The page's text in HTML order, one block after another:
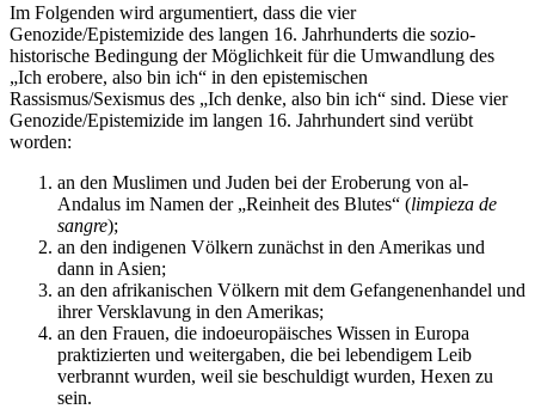
Im Folgenden wird argumentiert, dass die vier
Genozide/Epistemizide des langen 16. Jahrhunderts die sozio-
historische Bedingung der Möglichkeit für die Umwandlung des
„Ich erobere, also bin ich“ in den epistemischen
Rassismus/Sexismus des „Ich denke, also bin ich“ sind. Diese vier
Genozide/Epistemizide im langen 16. Jahrhundert sind verübt
worden:
an den Muslimen und Juden bei der Eroberung von al-
Andalus im Namen der „Reinheit des Blutes“ (limpieza de
sangre);
an den indigenen Völkern zunächst in den Amerikas und
dann in Asien;
an den afrikanischen Völkern mit dem Gefangenenhandel und
ihrer Versklavung in den Amerikas;
an den Frauen, die indoeuropäisches Wissen in Europa
praktizierten und weitergaben, die bei lebendigem Leib
verbrannt wurden, weil sie beschuldigt wurden, Hexen zu
sein.